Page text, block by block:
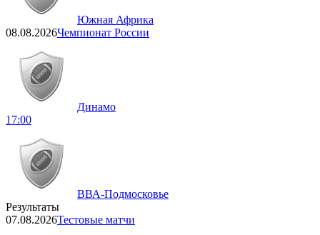
Южная Африка
08.08.2026Чемпионат России
Динамо
17:00
ВВА-Подмосковье
Результаты
07.08.2026Тестовые матчи